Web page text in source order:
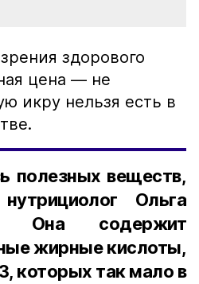
здорового
цена — не
икру нельзя есть в
полезных веществ,
Ольга
Она содержит
жирные кислоты,
которых так мало в